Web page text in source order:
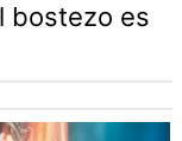
bostezo es